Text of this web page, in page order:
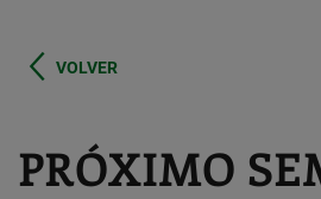
VOLVER
PRÓXIMO